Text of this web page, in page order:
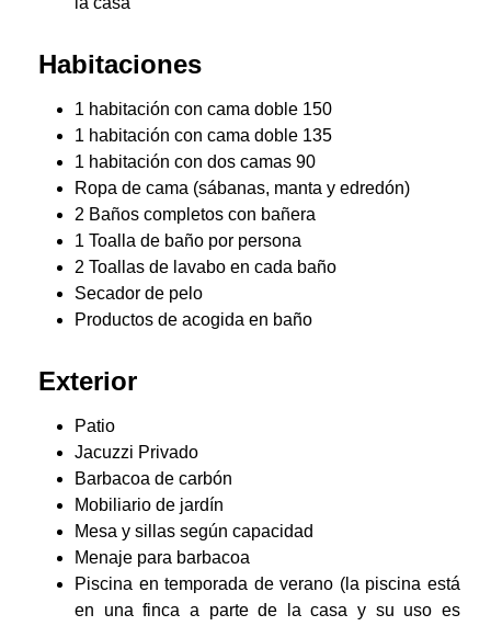
Habitaciones
1 habitación con cama doble 150
1 habitación con cama doble 135
1 habitación con dos camas 90
Ropa de cama (sábanas, manta y edredón)
2 Baños completos con bañera
1 Toalla de baño por persona
2 Toallas de lavabo en cada baño
Secador de pelo
Productos de acogida en baño
Exterior
Patio
Jacuzzi Privado
Barbacoa de carbón
Mobiliario de jardín
Mesa y sillas según capacidad
Menaje para barbacoa
Piscina en temporada de verano (la piscina está
en una finca a parte de la casa y su uso es